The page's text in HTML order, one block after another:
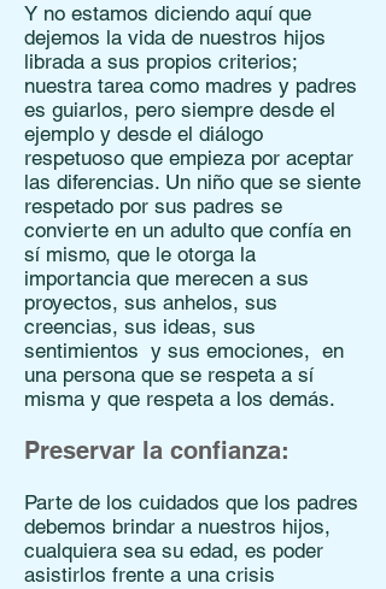
Y no estamos diciendo aquí que
dejemos la vida de nuestros hijos
librada a sus propios criterios;
nuestra tarea como madres y padres
es guiarlos, pero siempre desde el
ejemplo y desde el diálogo
respetuoso que empieza por aceptar
las diferencias. Un niño que se siente
respetado por sus padres se
convierte en un adulto que confía en
sí mismo, que le otorga la
importancia que merecen a sus
proyectos, sus anhelos, sus
creencias, sus ideas, sus
sentimientos y sus emociones, en
una persona que se respeta a sí
misma y que respeta a los demás.
Preservar la confianza:
Parte de los cuidados que los padres
debemos brindar a nuestros hijos,
cualquiera sea su edad, es poder
asistirlos frente a una crisis